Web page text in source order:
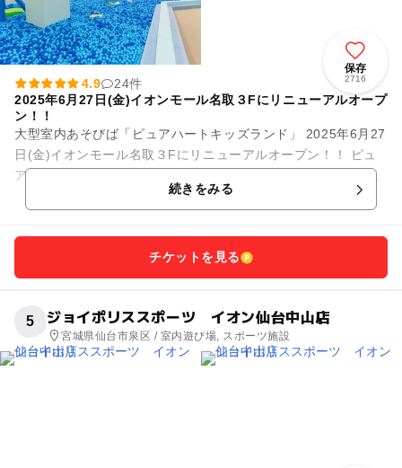
保存
2716
4.9
24件
2025年6月27日(金)イオンモール名取３Fにリニューアルオープ
ン！！
大型室内あそびば「ピュアハートキッズランド」 2025年6月27
日(金)イオンモール名取３Fにリニューアルオープン！！ ピュ
アキッズは完全会員制の大型室内公園です。店内にはとても広
続きをみる
チケットを見る
5 ジョイポリススポーツ イオン仙台中山店
宮城県仙台市泉区 / 室内遊び場, スポーツ施設